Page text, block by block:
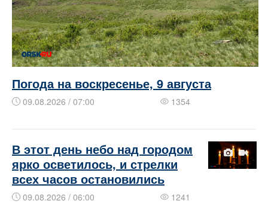
Погода на воскресенье, 9 августа
09.08.2026 / 07:00 1354
В этот день небо над городом
ярко осветилось, и стрелки
всех часов остановились
09.08.2026 / 06:00 1241